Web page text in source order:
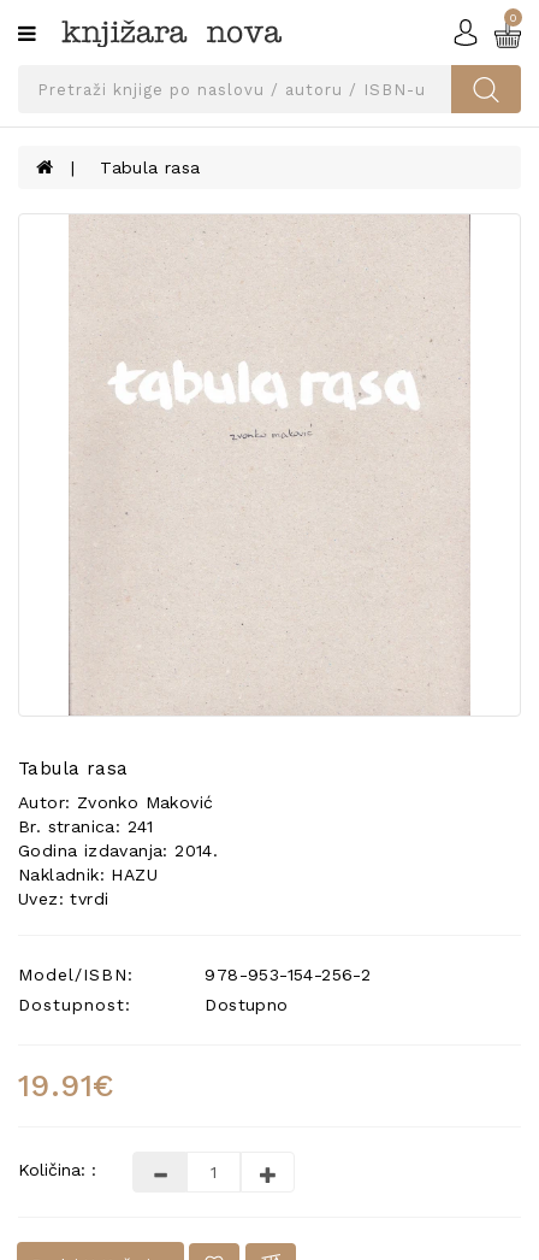
Kategorije
SVEUČILIŠNA
UDŽBENICI
KNJIGE
UDŽBENIKE!
KONTAKT
0
Tabula rasa
Tabula rasa
Autor: Zvonko Maković
Br. stranica: 241
Godina izdavanja: 2014.
Nakladnik: HAZU
Uvez: tvrdi
Model/ISBN:
978-953-154-256-2
Dostupnost:
Dostupno
19.91€
Količina: :